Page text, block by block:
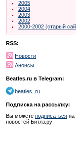
2005
2004
2003
2002
2000-2002 (старый
RSS:
Новости
Анонсы
Beatles.ru в Telegram:
beatles_ru
Подписка на рассылку:
Вы можете подписаться на
новостей Битлз.ру